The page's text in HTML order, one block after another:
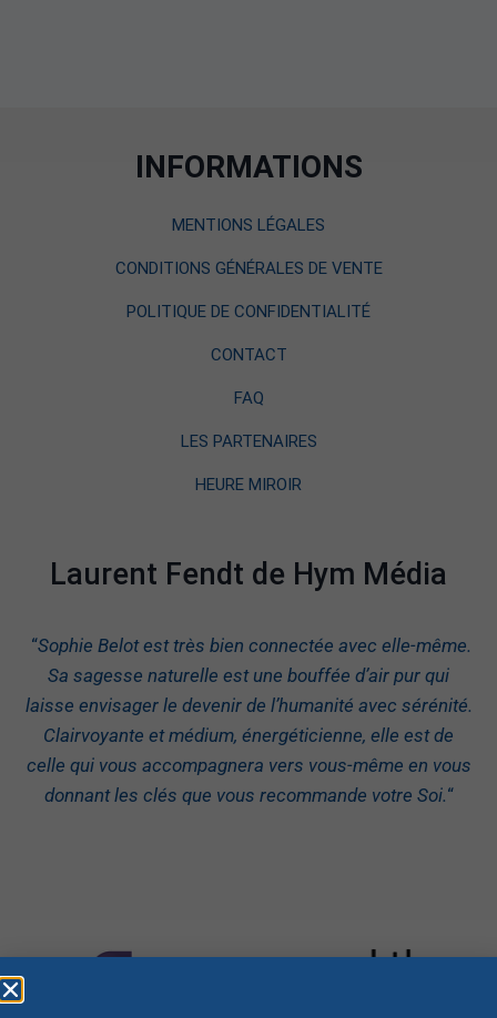
INFORMATIONS
MENTIONS LÉGALES
CONDITIONS GÉNÉRALES DE VENTE
POLITIQUE DE CONFIDENTIALITÉ
CONTACT
FAQ
LES PARTENAIRES
HEURE MIROIR
Laurent Fendt de Hym Média
“Sophie Belot est très bien connectée avec elle-même.
Sa sagesse naturelle est une bouffée d’air pur qui
laisse envisager le devenir de l’humanité avec sérénité.
Clairvoyante et médium, énergéticienne, elle est de
celle qui vous accompagnera vers vous-même en vous
donnant les clés que vous recommande votre Soi.“